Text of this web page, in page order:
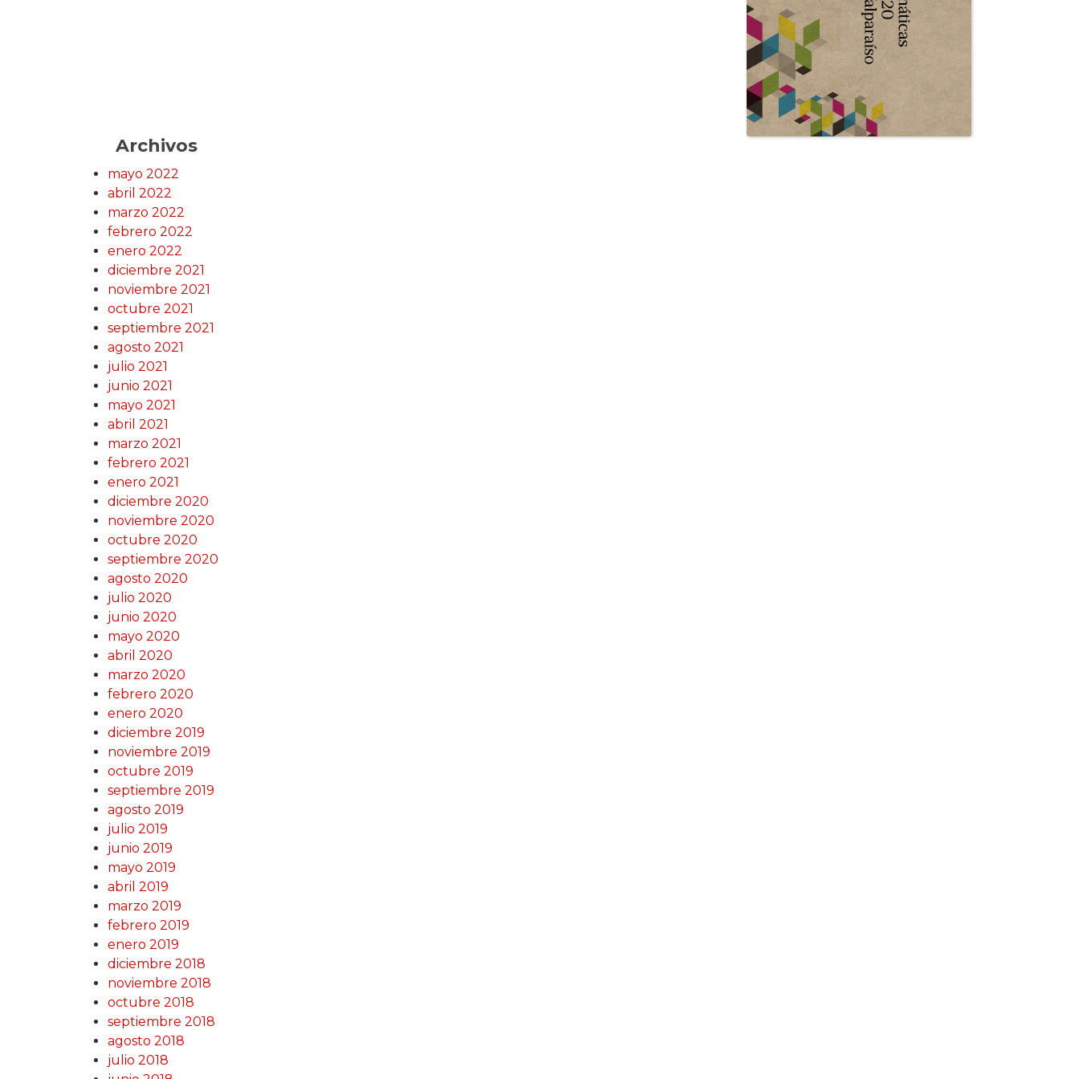
Archivos
mayo 2022
abril 2022
marzo 2022
febrero 2022
enero 2022
diciembre 2021
noviembre 2021
octubre 2021
septiembre 2021
agosto 2021
julio 2021
junio 2021
mayo 2021
abril 2021
marzo 2021
febrero 2021
enero 2021
diciembre 2020
noviembre 2020
octubre 2020
septiembre 2020
agosto 2020
julio 2020
junio 2020
mayo 2020
abril 2020
marzo 2020
febrero 2020
enero 2020
diciembre 2019
noviembre 2019
octubre 2019
septiembre 2019
agosto 2019
julio 2019
junio 2019
mayo 2019
abril 2019
marzo 2019
febrero 2019
enero 2019
diciembre 2018
noviembre 2018
octubre 2018
septiembre 2018
agosto 2018
julio 2018